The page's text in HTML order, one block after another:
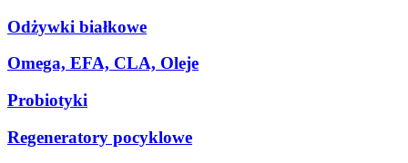
Odżywki białkowe
Omega, EFA, CLA, Oleje
Probiotyki
Regeneratory pocyklowe